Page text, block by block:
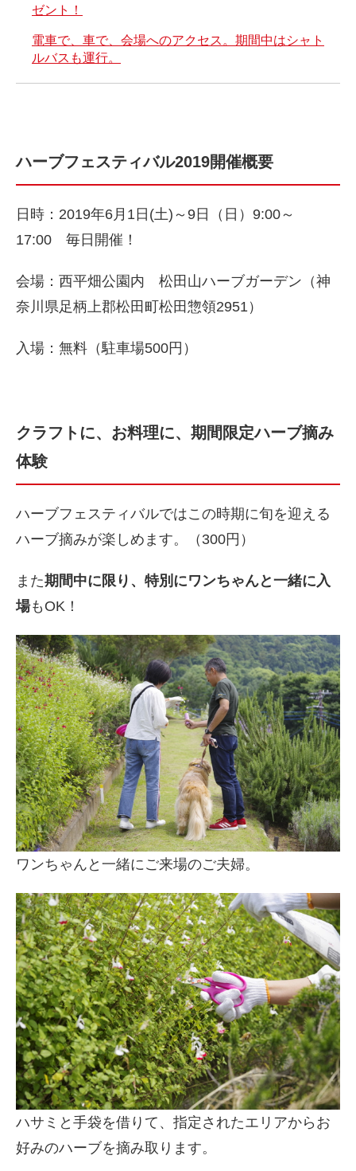
ゼント！
電車で、車で、会場へのアクセス。期間中はシャト
ルバスも運行。
ハーブフェスティバル2019開催概要
日時：2019年6月1日(土)～9日（日）9:00～
17:00 毎日開催！
会場：西平畑公園内 松田山ハーブガーデン（神
奈川県足柄上郡松田町松田惣領2951）
入場：無料（駐車場500円）
クラフトに、お料理に、期間限定ハーブ摘み
体験
ハーブフェスティバルではこの時期に旬を迎える
ハーブ摘みが楽しめます。（300円）
また期間中に限り、特別にワンちゃんと一緒に入
場もOK！
ワンちゃんと一緒にご来場のご夫婦。
ハサミと手袋を借りて、指定されたエリアからお
好みのハーブを摘み取ります。